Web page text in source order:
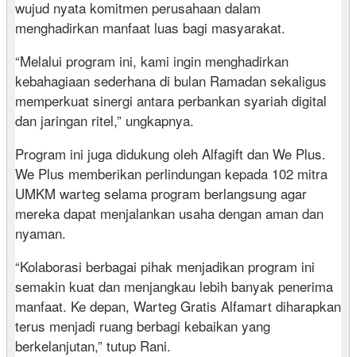
wujud nyata komitmen perusahaan dalam
menghadirkan manfaat luas bagi masyarakat.
“Melalui program ini, kami ingin menghadirkan
kebahagiaan sederhana di bulan Ramadan sekaligus
memperkuat sinergi antara perbankan syariah digital
dan jaringan ritel,” ungkapnya.
Program ini juga didukung oleh Alfagift dan We Plus.
We Plus memberikan perlindungan kepada 102 mitra
UMKM warteg selama program berlangsung agar
mereka dapat menjalankan usaha dengan aman dan
nyaman.
“Kolaborasi berbagai pihak menjadikan program ini
semakin kuat dan menjangkau lebih banyak penerima
manfaat. Ke depan, Warteg Gratis Alfamart diharapkan
terus menjadi ruang berbagi kebaikan yang
berkelanjutan,” tutup Rani.